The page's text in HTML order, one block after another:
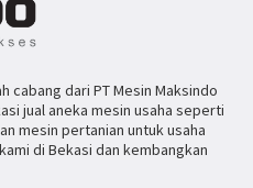
cabang dari PT Mesin Maksindo
jual aneka mesin usaha seperti
mesin pertanian untuk usaha
di Bekasi dan kembangkan